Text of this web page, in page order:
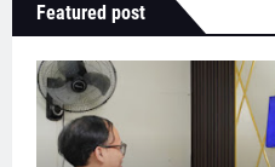
Featured post